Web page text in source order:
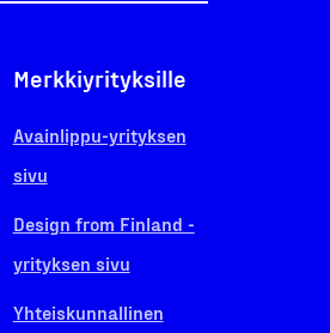
Merkkiyrityksille
Avainlippu-yrityksen
sivu
Design from Finland -
yrityksen sivu
Yhteiskunnallinen